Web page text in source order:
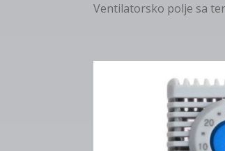
Ventilatorsko polje sa